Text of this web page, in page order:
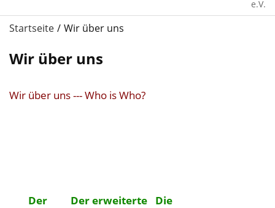
e.V.
Startseite Wir über uns
Wir über uns
Wir über uns --- Who is Who?
Der
Der erweiterte
Die